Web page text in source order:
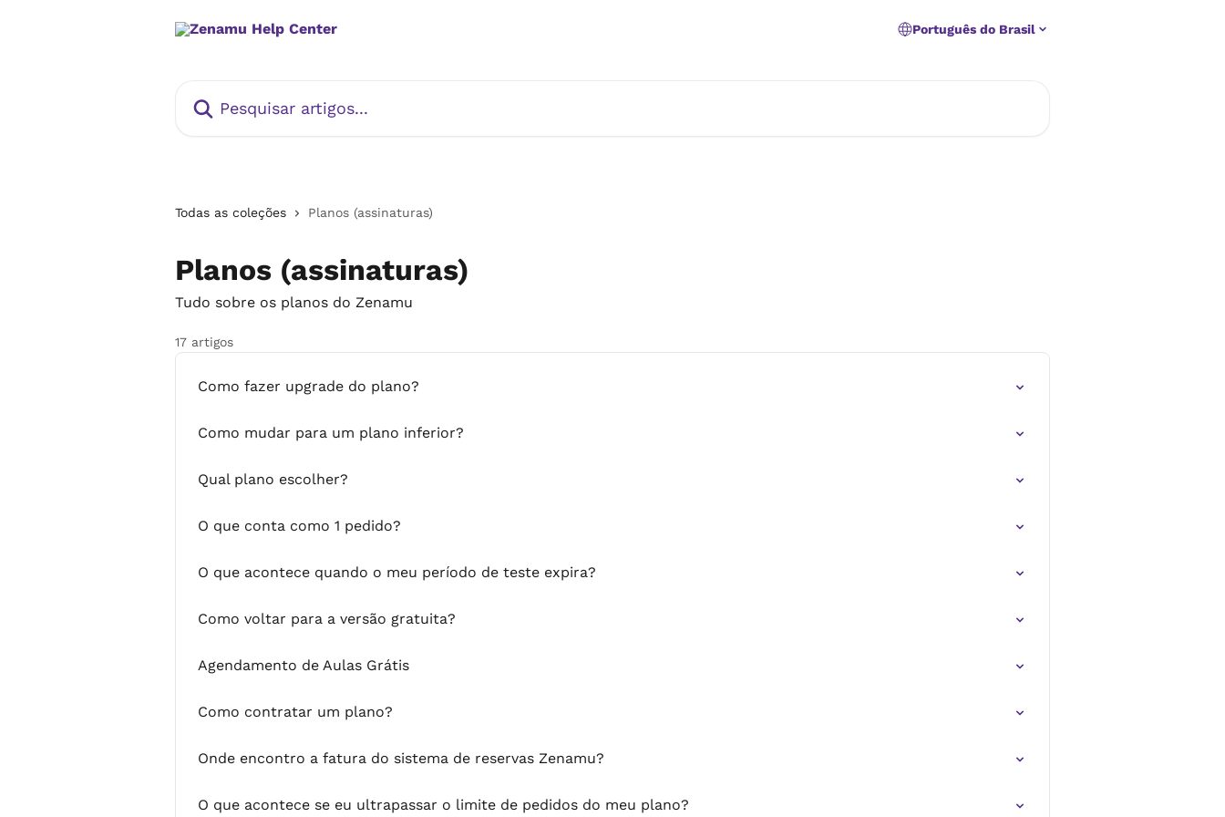
Português do Brasil
Todas as coleções Planos (assinaturas)
Planos (assinaturas)
Tudo sobre os planos do Zenamu
17 artigos
Como fazer upgrade do plano?
Como mudar para um plano inferior?
Qual plano escolher?
O que conta como 1 pedido?
O que acontece quando o meu período de teste expira?
Como voltar para a versão gratuita?
Agendamento de Aulas Grátis
Como contratar um plano?
Onde encontro a fatura do sistema de reservas Zenamu?
O que acontece se eu ultrapassar o limite de pedidos do meu plano?